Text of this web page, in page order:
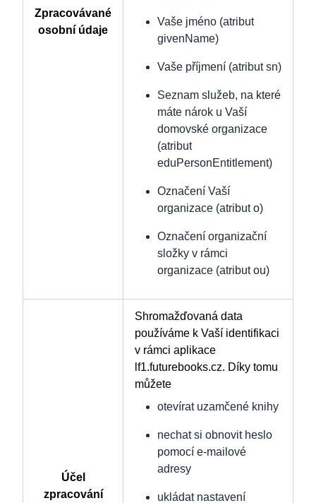
Zpracovávané
osobní údaje
Vaše jméno (atribut
givenName)
Vaše příjmení (atribut sn)
Seznam služeb, na které
máte nárok u Vaší
domovské organizace
(atribut
eduPersonEntitlement)
Označení Vaší
organizace (atribut o)
Označení organizační
složky v rámci
organizace (atribut ou)
Účel
zpracování
Shromažďovaná data
používáme k Vaší identifikaci
v rámci aplikace
lf1.futurebooks.cz. Díky tomu
můžete
otevírat uzamčené knihy
nechat si obnovit heslo
pomocí e-mailové
adresy
ukládat nastavení